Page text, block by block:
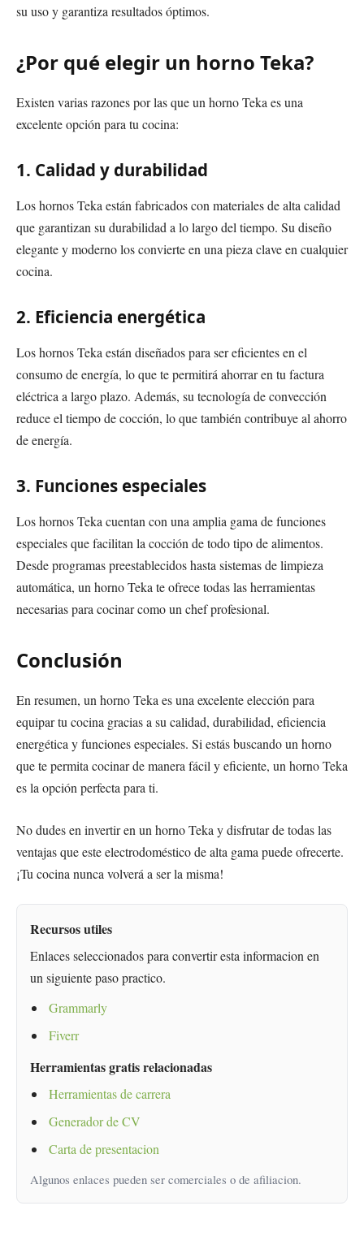
su uso y garantiza resultados óptimos.
¿Por qué elegir un horno Teka?
Existen varias razones por las que un horno Teka es una
excelente opción para tu cocina:
1. Calidad y durabilidad
Los hornos Teka están fabricados con materiales de alta calidad
que garantizan su durabilidad a lo largo del tiempo. Su diseño
elegante y moderno los convierte en una pieza clave en cualquier
cocina.
2. Eficiencia energética
Los hornos Teka están diseñados para ser eficientes en el
consumo de energía, lo que te permitirá ahorrar en tu factura
eléctrica a largo plazo. Además, su tecnología de convección
reduce el tiempo de cocción, lo que también contribuye al ahorro
de energía.
3. Funciones especiales
Los hornos Teka cuentan con una amplia gama de funciones
especiales que facilitan la cocción de todo tipo de alimentos.
Desde programas preestablecidos hasta sistemas de limpieza
automática, un horno Teka te ofrece todas las herramientas
necesarias para cocinar como un chef profesional.
Conclusión
En resumen, un horno Teka es una excelente elección para
equipar tu cocina gracias a su calidad, durabilidad, eficiencia
energética y funciones especiales. Si estás buscando un horno
que te permita cocinar de manera fácil y eficiente, un horno Teka
es la opción perfecta para ti.
No dudes en invertir en un horno Teka y disfrutar de todas las
ventajas que este electrodoméstico de alta gama puede ofrecerte.
¡Tu cocina nunca volverá a ser la misma!
Recursos utiles
Enlaces seleccionados para convertir esta informacion en
un siguiente paso practico.
Grammarly
Fiverr
Herramientas gratis relacionadas
Herramientas de carrera
Generador de CV
Carta de presentacion
Algunos enlaces pueden ser comerciales o de afiliacion.